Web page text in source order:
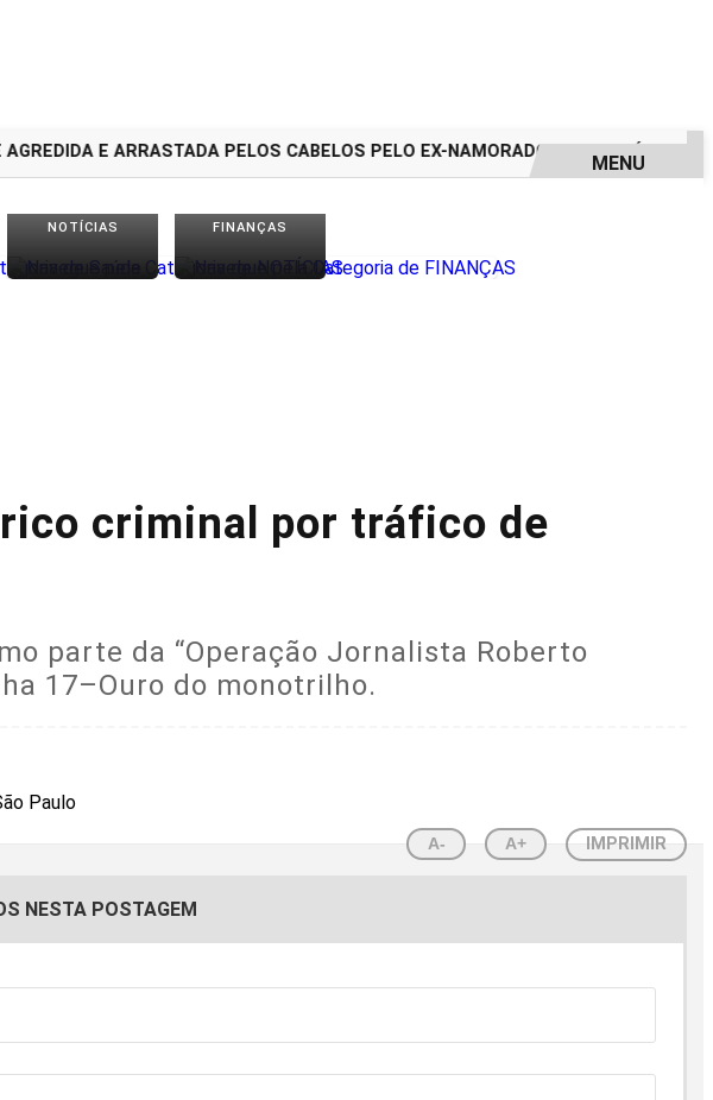
E ARRASTADA PELOS CABELOS PELO EX-NAMORADO; VEJA O VÍDEO
MENU
NOTÍCIAS FINANÇAS
criminal por tráfico de
parte da “Operação Jornalista Roberto
17–Ouro do monotrilho.
A- A+ IMPRIMIR
NESTA POSTAGEM